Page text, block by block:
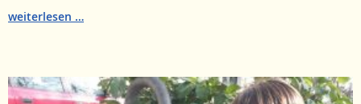
Die
ZOAR
weiterlesen